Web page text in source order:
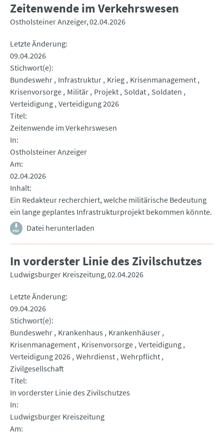
Zeitenwende im Verkehrswesen
Ostholsteiner Anzeiger 02.04.2026
Letzte Änderung
09.04.2026
Stichwort(e)
Bundeswehr Infrastruktur Krieg Krisenmanagement
Krisenvorsorge Militär Projekt Soldat Soldaten
Verteidigung Verteidigung 2026
Titel
Zeitenwende im Verkehrswesen
In
Ostholsteiner Anzeiger
Am
02.04.2026
Inhalt
Ein Redakteur recherchiert, welche militärische Bedeutung
ein lange geplantes Infrastrukturprojekt bekommen könnte.
Datei herunterladen
In vorderster Linie des Zivilschutzes
Ludwigsburger Kreiszeitung 02.04.2026
Letzte Änderung
09.04.2026
Stichwort(e)
Bundeswehr Krankenhaus
Krankenhäuser
Krisenmanagement Krisenvorsorge Verteidigung
Verteidigung 2026 Wehrdienst Wehrpflicht
Zivilgesellschaft
Titel
In vorderster Linie des Zivilschutzes
In
Ludwigsburger Kreiszeitung
Am